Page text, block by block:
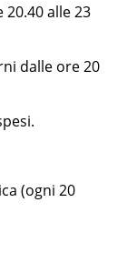
alle 23
dalle ore 20
(ogni 20